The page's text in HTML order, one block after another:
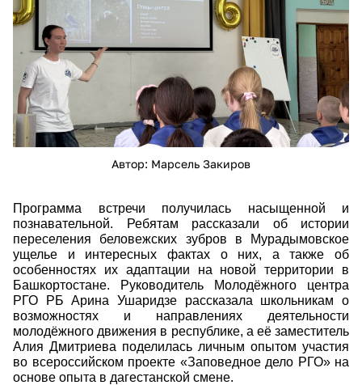
Автор: Марсель Закиров
Программа встречи получилась насыщенной и
познавательной. Ребятам рассказали об истории
переселения беловежских зубров в Мурадымовское
ущелье и интересных фактах о них, а также об
особенностях их адаптации на новой территории в
Башкортостане. Руководитель Молодёжного центра
РГО РБ Арина Ушаридзе рассказала школьникам о
возможностях и направлениях деятельности
молодёжного движения в республике, а её заместитель
Алия Дмитриева поделилась личным опытом участия
во всероссийском проекте «Заповедное дело РГО» на
основе опыта в дагестанской смене.